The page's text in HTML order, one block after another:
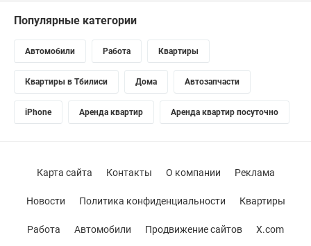
Популярные категории
Автомобили Работа Квартиры
Квартиры в Тбилиси Дома Автозапчасти
iPhone Аренда квартир Аренда квартир посуточно
Карта сайта Контакты О компании Реклама
Новости Политика конфиденциальности Квартиры
Работа Автомобили Продвижение сайтов X.com